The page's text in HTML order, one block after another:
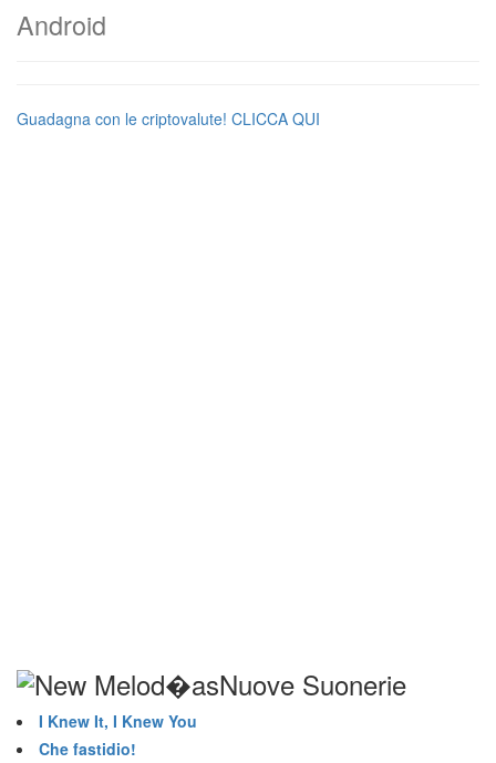
Android
Guadagna con le criptovalute! CLICCA QUI
Nuove Suonerie
I Knew It, I Knew You
Che fastidio!